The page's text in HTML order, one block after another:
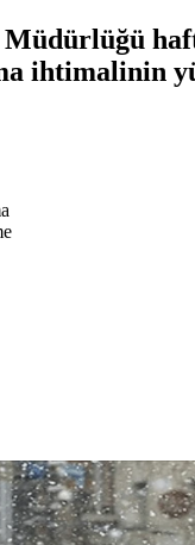
ihtimalinin